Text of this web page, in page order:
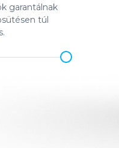
garantálnak
túl